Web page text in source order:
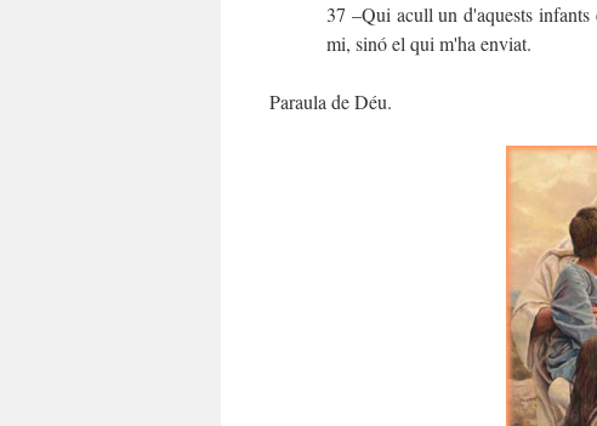
37 –Qui acull un d'aquests
mi, sinó el qui m'ha enviat.
Paraula de Déu.